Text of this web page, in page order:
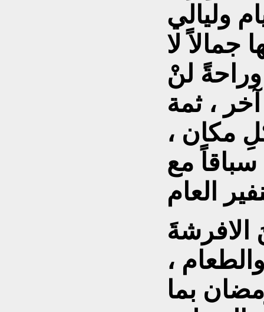
وليالي
لا
لنْ
، ثمة
مكان ،
مع
الافرشةَ
،
بما